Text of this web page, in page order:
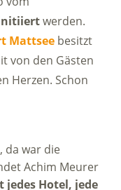
werden.
Mattsee besitzt
von den Gästen
Herzen. Schon
da war die
Achim Meurer
jedes Hotel, jede